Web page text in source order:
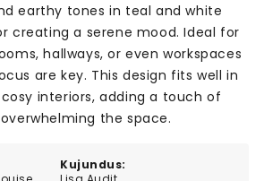
Kujundus:
earthy tones in teal and white
creating a serene mood. Ideal for
hallways, or even workspaces
are key. This design fits well in
interiors, adding a touch of
the space.